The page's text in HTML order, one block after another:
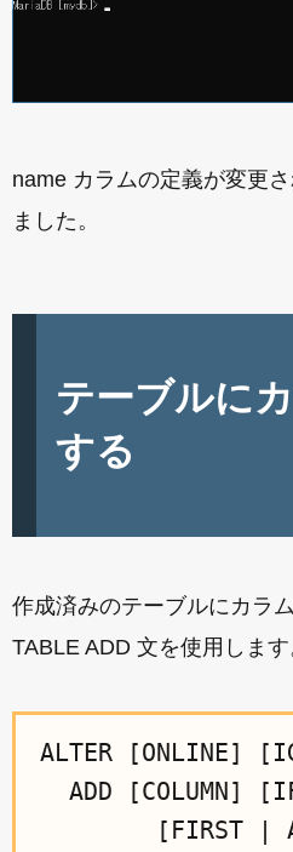
name カラムの定義が変更
ました。
テーブルに
する
作成済みのテーブルにカラ
TABLE ADD 文を使用します
ALTER [ONLINE]
ADD [COLUMN]